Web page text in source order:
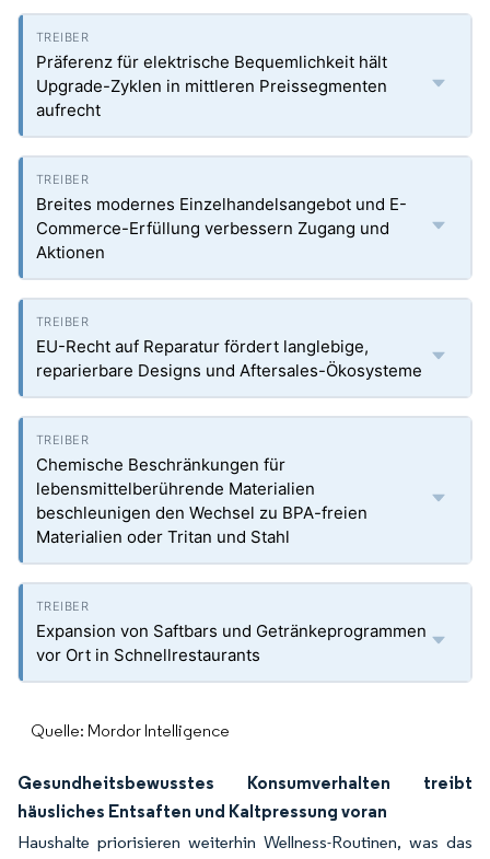
Präferenz für elektrische Bequemlichkeit hält
Upgrade-Zyklen in mittleren Preissegmenten
aufrecht
Breites modernes Einzelhandelsangebot und E-
Commerce-Erfüllung verbessern Zugang und
Aktionen
EU-Recht auf Reparatur fördert langlebige,
reparierbare Designs und Aftersales-Ökosysteme
Chemische Beschränkungen für
lebensmittelberührende Materialien
beschleunigen den Wechsel zu BPA-freien
Materialien oder Tritan und Stahl
Expansion von Saftbars und Getränkeprogrammen
vor Ort in Schnellrestaurants
Quelle: Mordor Intelligence
Gesundheitsbewusstes Konsumverhalten treibt
häusliches Entsaften und Kaltpressung voran
Haushalte priorisieren weiterhin Wellness-Routinen, was das